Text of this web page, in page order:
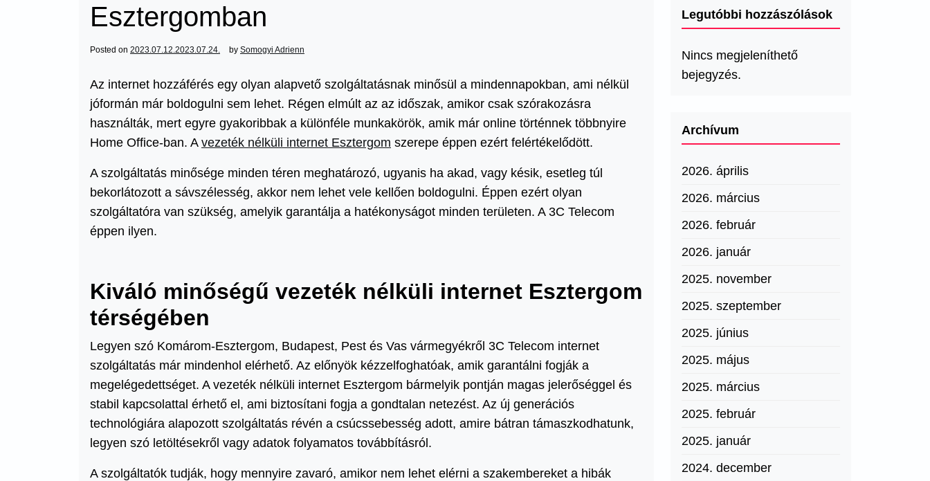
Esztergomban
Posted on 2023.07.12. 2023.07.24. by Somogyi Adrienn
Az internet hozzáférés egy olyan alapvető szolgáltatásnak minősül a mindennapokban, ami nélkül
jóformán már boldogulni sem lehet. Régen elmúlt az az időszak, amikor csak szórakozásra
használták, mert egyre gyakoribbak a különféle munkakörök, amik már online történnek többnyire
Home Office-ban. A vezeték nélküli internet Esztergom szerepe éppen ezért felértékelődött.
A szolgáltatás minősége minden téren meghatározó, ugyanis ha akad, vagy késik, esetleg túl
bekorlátozott a sávszélesség, akkor nem lehet vele kellően boldogulni. Éppen ezért olyan
szolgáltatóra van szükség, amelyik garantálja a hatékonyságot minden területen. A 3C Telecom
éppen ilyen.
Kiváló minőségű vezeték nélküli internet Esztergom
térségében
Legyen szó Komárom-Esztergom, Budapest, Pest és Vas vármegyékről 3C Telecom internet
szolgáltatás már mindenhol elérhető. Az előnyök kézzelfoghatóak, amik garantálni fogják a
megelégedettséget. A vezeték nélküli internet Esztergom bármelyik pontján magas jelerőséggel és
stabil kapcsolattal érhető el, ami biztosítani fogja a gondtalan netezést. Az új generációs
technológiára alapozott szolgáltatás révén a csúcssebesség adott, amire bátran támaszkodhatunk,
legyen szó letöltésekről vagy adatok folyamatos továbbításról.
A szolgáltatók tudják, hogy mennyire zavaró, amikor nem lehet elérni a szakembereket a hibák
Legutóbbi hozzászólások
Nincs megjeleníthető
bejegyzés.
Archívum
2026. április
2026. március
2026. február
2026. január
2025. november
2025. szeptember
2025. június
2025. május
2025. március
2025. február
2025. január
2024. december